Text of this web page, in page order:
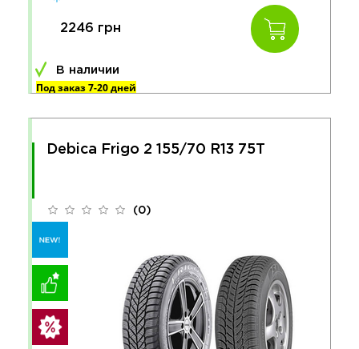
2246 грн
В наличии
Под заказ 7-20 дней
Debica Frigo 2 155/70 R13 75T
(0)